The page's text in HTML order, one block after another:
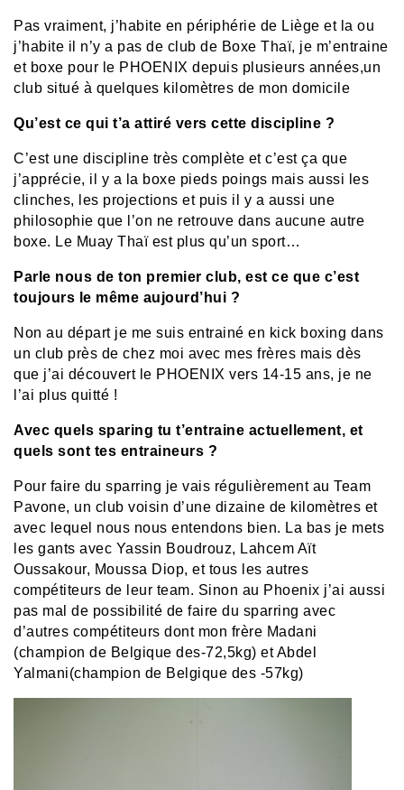
Pas vraiment, j’habite en périphérie de Liège et la ou
j’habite il n’y a pas de club de Boxe Thaï, je m’entraine
et boxe pour le PHOENIX depuis plusieurs années,un
club situé à quelques kilomètres de mon domicile
Qu’est ce qui t’a attiré vers cette discipline ?
C’est une discipline très complète et c’est ça que
j’apprécie, il y a la boxe pieds poings mais aussi les
clinches, les projections et puis il y a aussi une
philosophie que l’on ne retrouve dans aucune autre
boxe. Le Muay Thaï est plus qu’un sport…
Parle nous de ton premier club, est ce que c’est
toujours le même aujourd’hui ?
Non au départ je me suis entrainé en kick boxing dans
un club près de chez moi avec mes frères mais dès
que j’ai découvert le PHOENIX vers 14-15 ans, je ne
l’ai plus quitté !
Avec quels sparing tu t’entraine actuellement, et
quels sont tes entraineurs ?
Pour faire du sparring je vais régulièrement au Team
Pavone, un club voisin d’une dizaine de kilomètres et
avec lequel nous nous entendons bien. La bas je mets
les gants avec Yassin Boudrouz, Lahcem Aït
Oussakour, Moussa Diop, et tous les autres
compétiteurs de leur team. Sinon au Phoenix j’ai aussi
pas mal de possibilité de faire du sparring avec
d’autres compétiteurs dont mon frère Madani
(champion de Belgique des-72,5kg) et Abdel
Yalmani(champion de Belgique des -57kg)